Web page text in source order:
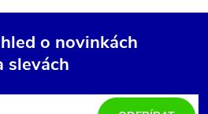
o novinkách
slevách